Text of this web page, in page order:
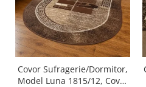
Covor Sufragerie/Dormitor,
Model Luna 1815/12, Covor